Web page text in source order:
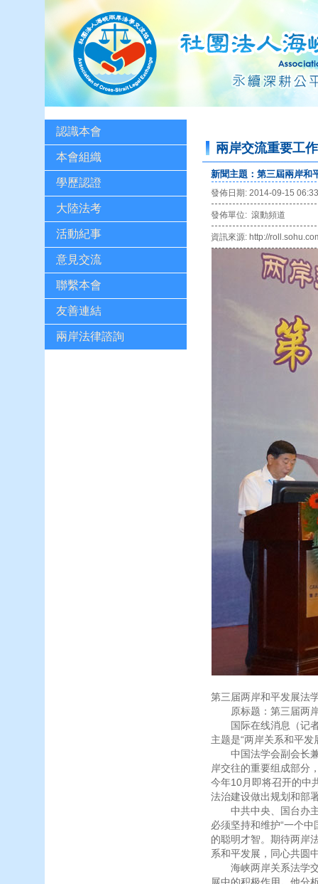
認識本會
本會組織
學歷認證
大陸法考
活動紀事
意見交流
聯繫本會
友善連結
兩岸法律諮詢
兩岸交流重要工作
新聞主題：第三屆兩岸和
發佈日期: 2014-09-15
發佈單位: 滾動頻道
資訊來源: http://
第三届两岸和平发展法
原标题：第三届两岸
国际在线消息（记者
主题是“两岸关系和平
中国法学会副会长兼
岸交往的重要组成部分
今年10月即将召开的中
法治建设做出规划和部
中共中央、国台办主
必须坚持和维护“一个
的聪明才智。期待两岸
系和平发展，同心共圆
海峡两岸关系法学交